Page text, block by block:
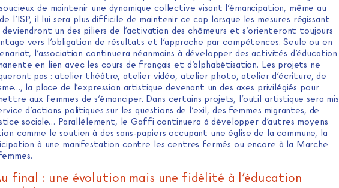
de maintenir une dynamique collective visant l’émancipation, même au
l’ISP, il lui sera plus difficile de maintenir ce cap lorsque les mesures régissant
deviendront un des piliers de l’activation des chômeurs et s’orienteront toujours
vers l’obligation de résultats et l’approche par compétences. Seule ou en
l’association continuera néanmoins à développer des activités d’éducation
en lien avec les cours de français et d’alphabétisation. Les projets ne
pas : atelier théâtre, atelier vidéo, atelier photo, atelier d’écriture, de
la place de l’expression artistique devenant un des axes privilégiés pour
aux femmes de s’émanciper. Dans certains projets, l’outil artistique sera mis
d’actions politiques sur les questions de l’exil, des femmes migrantes, de
sociale… Parallèlement, le Gaffi continuera à développer d’autres moyens
comme le soutien à des sans-papiers occupant une église de la commune, la
à une manifestation contre les centres fermés ou encore à la Marche
final : une évolution mais une fidélité à l’éducation